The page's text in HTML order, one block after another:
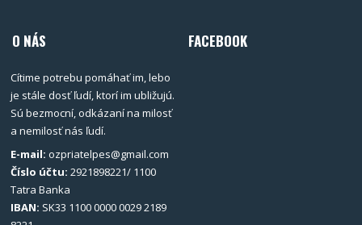
O NÁS
Cítime potrebu pomáhať im, lebo
je stále dosť ľudí, ktorí im ubližujú.
Sú bezmocní, odkázaní na milosť
a nemilosť nás ľudí.
E-mail: ozpriatelpes@gmail.com
Číslo účtu: 2921898221/ 1100
Tatra Banka
IBAN: SK33 1100 0000 0029 2189
FACEBOOK